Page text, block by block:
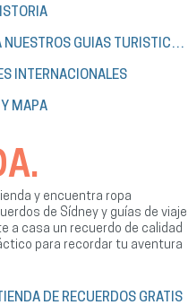
CONOZCA A NUESTROS GUÍAS TURÍSTICOS
INTERNACIONALES
MAPA
y encuentra ropa
de Sídney y guías de viaje
a casa un recuerdo de calidad
para recordar tu aventura
DE RECUERDOS GRATIS